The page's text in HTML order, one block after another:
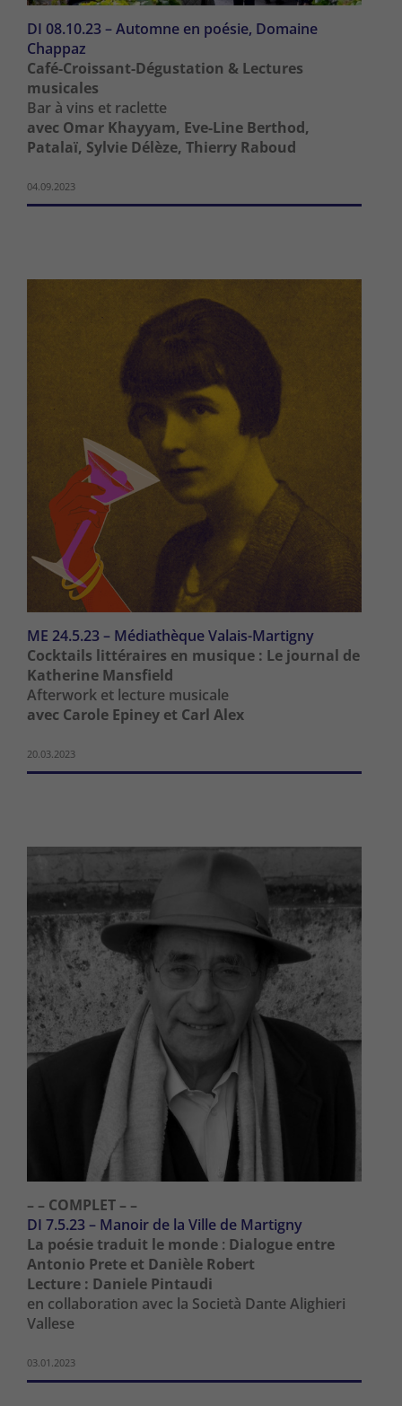
DI 08.10.23 – Automne en poésie, Domaine
Chappaz
Café-Croissant-Dégustation & Lectures
musicales
Bar à vins et raclette
avec Omar Khayyam, Eve-Line Berthod,
Patalaï, Sylvie Délèze, Thierry Raboud
04.09.2023
ME 24.5.23 – Médiathèque Valais-Martigny
Cocktails littéraires en musique : Le journal de
Katherine Mansfield
Afterwork et lecture musicale
avec Carole Epiney et Carl Alex
20.03.2023
– – COMPLET – –
DI 7.5.23 – Manoir de la Ville de Martigny
La poésie traduit le monde : Dialogue entre
Antonio Prete et Danièle Robert
Lecture : Daniele Pintaudi
en collaboration avec la Società Dante Alighieri
Vallese
03.01.2023